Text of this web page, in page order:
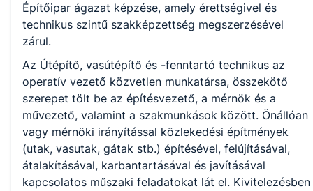
Nem válaszható
KKK/PTT
KKK letöltése (pdf)
PTT letöltése (pdf)
Okleveles technikusképzés
Nem
Építőipar ágazat képzése, amely érettségivel és
technikus szintű szakképzettség megszerzésével
zárul.
Az Útépítő, vasútépítő és -fenntartó technikus az
operatív vezető közvetlen munkatársa, összekötő
szerepet tölt be az építésvezető, a mérnök és a
művezető, valamint a szakmunkások között. Önállóan
vagy mérnöki irányítással közlekedési építmények
(utak, vasutak, gátak stb.) építésével, felújításával,
átalakításával, karbantartásával és javításával
kapcsolatos műszaki feladatokat lát el. Kivitelezésben